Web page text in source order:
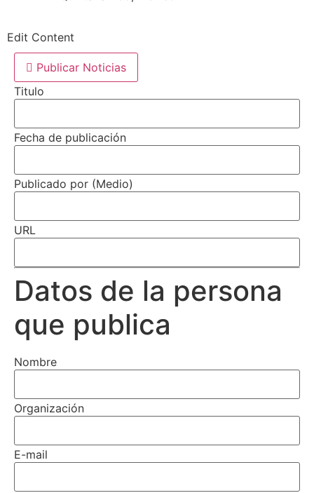
Edit Content
Publicar Noticias
Titulo
Fecha de publicación
Publicado por (Medio)
URL
Datos de la persona
que publica
Nombre
Organización
E-mail